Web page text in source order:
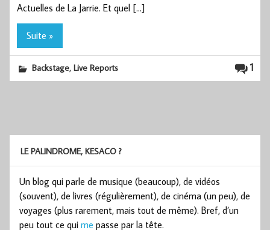
Actuelles de La Jarrie. Et quel […]
Suite »
1
Backstage,Live Reports
LE PALINDROME, KESACO ?
Un blog qui parle de musique (beaucoup), de vidéos
(souvent), de livres (régulièrement), de cinéma (un peu), de
voyages (plus rarement, mais tout de même). Bref, d’un
peu tout ce qui me passe par la tête.